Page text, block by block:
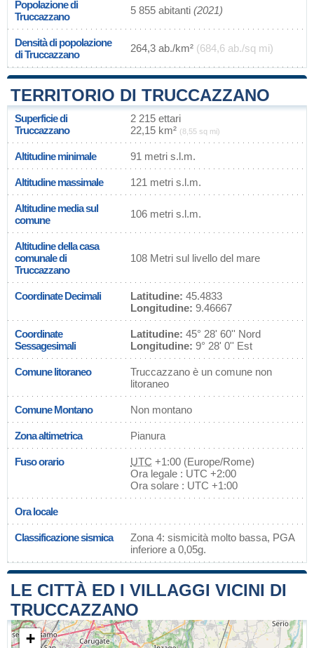
Popolazione di
Truccazzano
5 855 abitanti (2021)
Densità di popolazione
di Truccazzano
264,3 ab./km² (684,6 ab./sq mi)
TERRITORIO DI TRUCCAZZANO
Superficie di
Truccazzano
2 215 ettari
22,15 km² (8,55 sq mi)
Altitudine minimale 91 metri s.l.m.
Altitudine massimale 121 metri s.l.m.
Altitudine media sul
comune
106 metri s.l.m.
Altitudine della casa
comunale di
Truccazzano
108 Metri sul livello del mare
Coordinate Decimali Latitudine: 45.4833
Longitudine: 9.46667
Coordinate
Sessagesimali
Latitudine: 45° 28' 60'' Nord
Longitudine: 9° 28' 0'' Est
Comune litoraneo
Truccazzano è un comune non
litoraneo
Comune Montano Non montano
Zona altimetrica Pianura
Fuso orario UTC +1:00 (Europe/Rome)
Ora legale : UTC +2:00
Ora solare : UTC +1:00
Ora locale
Classificazione sismica
Zona 4: sismicità molto bassa, PGA
inferiore a 0,05g.
LE CITTÀ ED I VILLAGGI VICINI DI
TRUCCAZZANO
+